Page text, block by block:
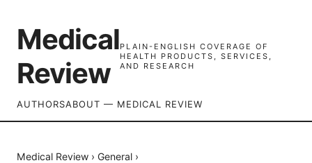
Medical
Review
PLAIN-ENGLISH COVERAGE OF
HEALTH PRODUCTS, SERVICES,
AND RESEARCH
AUTHORSABOUT — MEDICAL REVIEW
Medical Review › General ›